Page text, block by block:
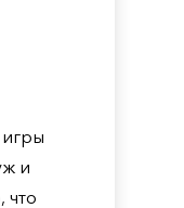
и
что